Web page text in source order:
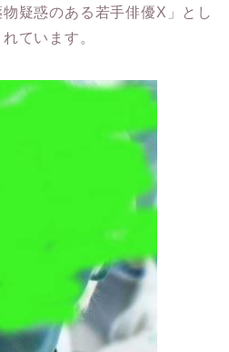
疑惑のある若手俳優X」とし
ています。